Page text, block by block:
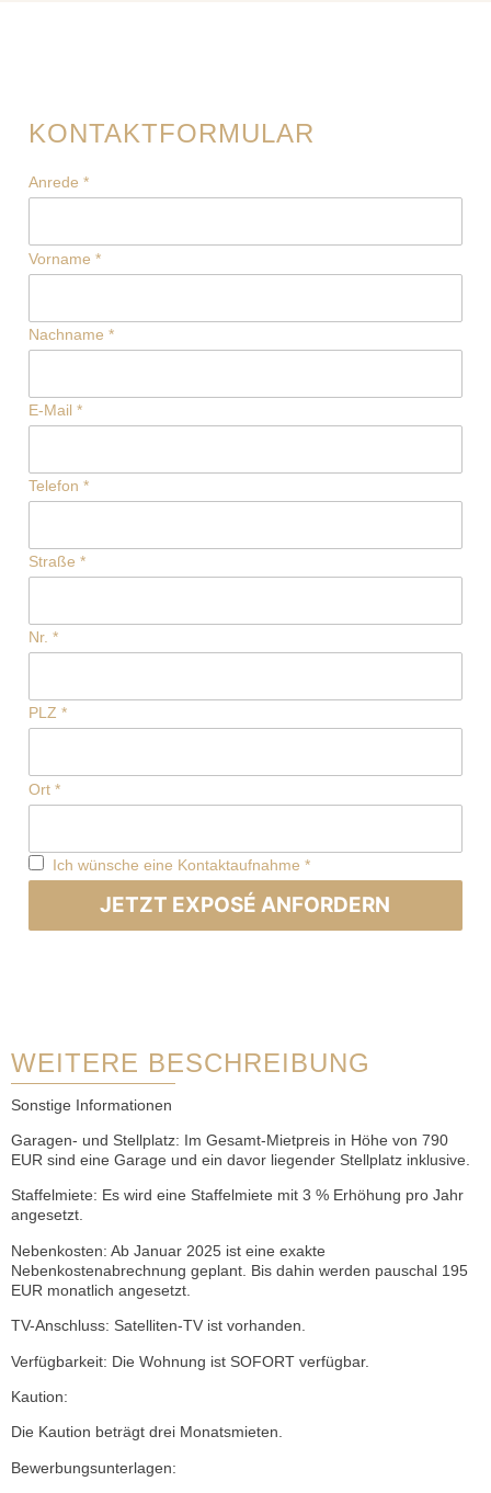
KONTAKTFORMULAR
Anrede *
Vorname *
Nachname *
E-Mail *
Telefon *
Straße *
Nr. *
PLZ *
Ort *
Ich wünsche eine Kontaktaufnahme *
JETZT EXPOSÉ ANFORDERN
WEITERE BESCHREIBUNG
Sonstige Informationen
Garagen- und Stellplatz: Im Gesamt-Mietpreis in Höhe von 790
EUR sind eine Garage und ein davor liegender Stellplatz inklusive.
Staffelmiete: Es wird eine Staffelmiete mit 3 % Erhöhung pro Jahr
angesetzt.
Nebenkosten: Ab Januar 2025 ist eine exakte
Nebenkostenabrechnung geplant. Bis dahin werden pauschal 195
EUR monatlich angesetzt.
TV-Anschluss: Satelliten-TV ist vorhanden.
Verfügbarkeit: Die Wohnung ist SOFORT verfügbar.
Kaution:
Die Kaution beträgt drei Monatsmieten.
Bewerbungsunterlagen: